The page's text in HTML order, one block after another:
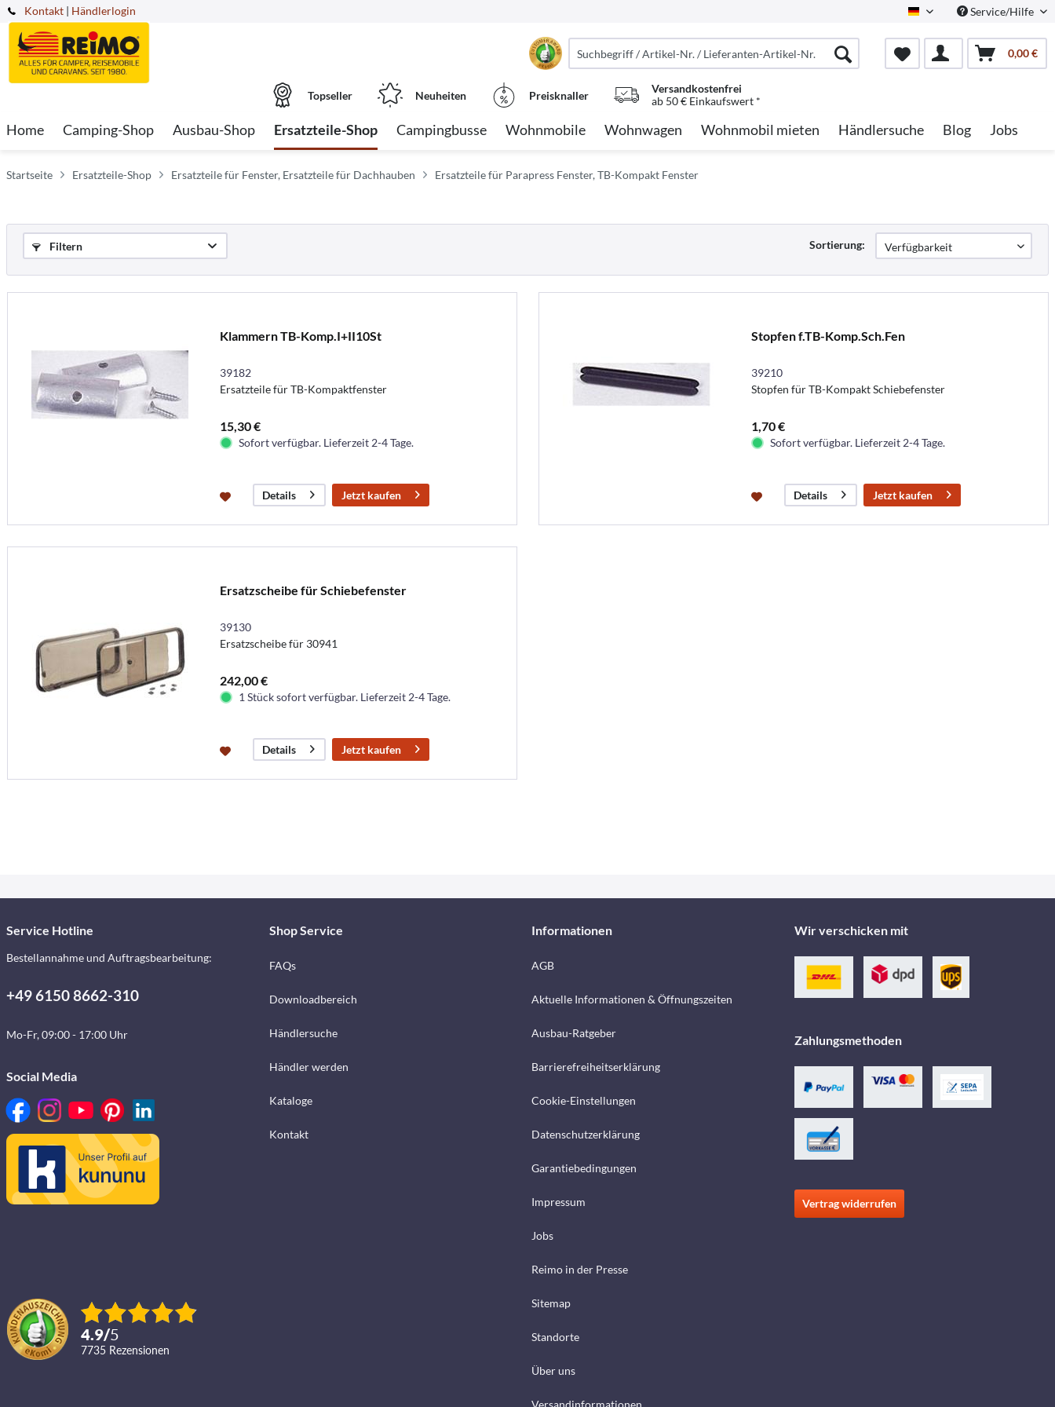
Kontakt German Service/Hilfe
| Händlerlogin
0,00 €
Topseller Neuheiten Preisknaller
Versandkostenfrei
ab 50 € Einkaufswert *
Home Camping-Shop Ausbau-Shop Ersatzteile-Shop Campingbusse Wohnmobile Wohnwagen Wohnmobil mieten Händlersuche Blog Jobs
Startseite Ersatzteile-Shop Ersatzteile für Fenster, Ersatzteile für Dachhauben Ersatzteile für Parapress Fenster, TB-Kompakt Fenster
Filtern Sortierung:
Klammern TB-Komp.I+II10St
39182
Ersatzteile für TB-Kompaktfenster
15,30 €
Sofort verfügbar. Lieferzeit 2-4 Tage.
Details Jetzt kaufen
Stopfen f.TB-Komp.Sch.Fen
39210
Stopfen für TB-Kompakt Schiebefenster
1,70 €
Sofort verfügbar. Lieferzeit 2-4 Tage.
Details Jetzt kaufen
Ersatzscheibe für Schiebefenster
39130
Ersatzscheibe für 30941
242,00 €
1 Stück sofort verfügbar. Lieferzeit 2-4 Tage.
Details Jetzt kaufen
Service Hotline
Bestellannahme und Auftragsbearbeitung:
+49 6150 8662-310
Mo-Fr, 09:00 - 17:00 Uhr
Social Media
4.9/5
7735 Rezensionen
Shop Service
FAQs
Downloadbereich
Händlersuche
Händler werden
Kataloge
Kontakt
Informationen
AGB
Aktuelle Informationen & Öffnungszeiten
Ausbau-Ratgeber
Barrierefreiheitserklärung
Cookie-Einstellungen
Datenschutzerklärung
Garantiebedingungen
Impressum
Jobs
Reimo in der Presse
Sitemap
Standorte
Über uns
Wir verschicken mit
Zahlungsmethoden
Vertrag widerrufen